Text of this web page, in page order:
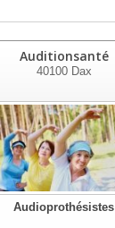
Auditionsanté
40100Dax
Audioprothésistes